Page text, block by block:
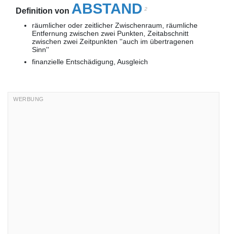
Definition von ABSTAND 2
räumlicher oder zeitlicher Zwischenraum, räumliche
Entfernung zwischen zwei Punkten, Zeitabschnitt
zwischen zwei Zeitpunkten ''auch im übertragenen
Sinn''
finanzielle Entschädigung, Ausgleich